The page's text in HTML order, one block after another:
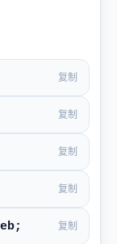
复制
复制
复制
复制
复制